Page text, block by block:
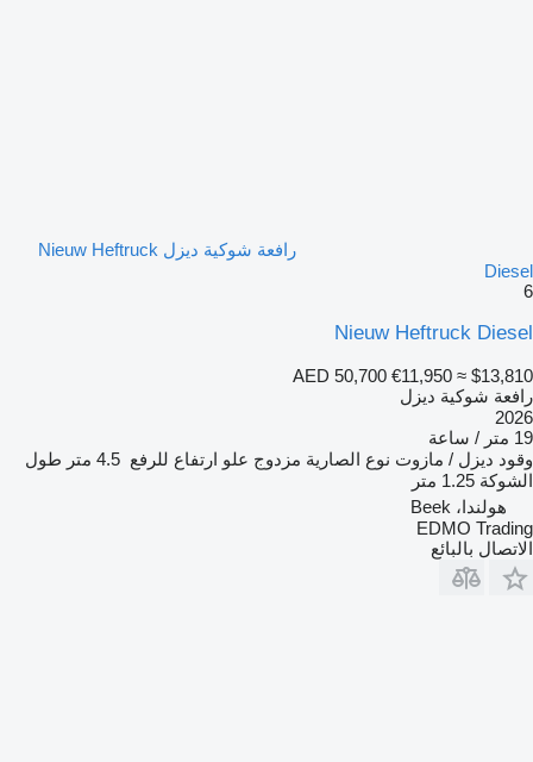
رافعة شوكية ديزل Nieuw Heftruck
Diesel
6
Nieuw Heftruck Diesel
AED 50,700 €11,950 ≈ $13,810
رافعة شوكية ديزل
2026
19 متر / ساعة
وقود ديزل / مازوت نوع الصارية مزدوج علو ارتفاع للرفع 4.5 متر
طول
الشوكة 1.25 متر
هولندا، Beek
EDMO Trading
الاتصال بالبائع